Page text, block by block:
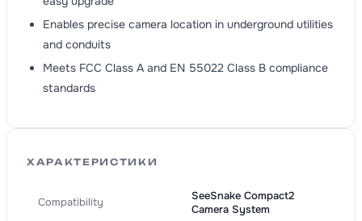
Enables precise camera location in underground utilities
and conduits
Meets FCC Class A and EN 55022 Class B compliance
standards
ХАРАКТЕРИСТИКИ
Compatibility
SeeSnake Compact2
Camera System